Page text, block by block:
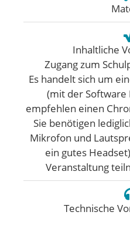
Inhaltliche
Zugang zum
Es handelt sich um
(mit der Software
empfehlen einen
Sie benötigen
Mikrofon und
ein gutes
Veranstaltung
Technische